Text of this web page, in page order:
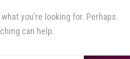
you’re looking for. Perhaps
can help.